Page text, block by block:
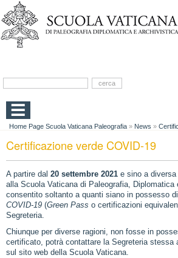
Home Page Scuola Vaticana Paleografia » News »
Certificazione verde COVID-19
A partire dal 20 settembre 2021 e sino a
alla Scuola Vaticana di Paleografia, Diplomatica
consentito soltanto a quanti siano in possesso
COVID-19 (Green Pass o certificazioni
Segreteria.
Chiunque per diverse ragioni, non fosse in
certificato, potrà contattare la Segreteria stessa
sul sito web della Scuola Vaticana.